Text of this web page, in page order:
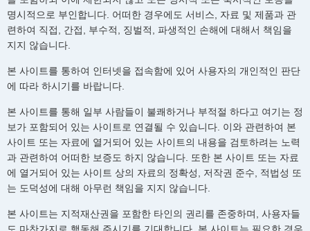
명시적으로 부인합니다. 어떠한 경우에도 서비스, 자료 및 제품과 관
련하여 직접, 간접, 부수적, 징벌적, 파생적인 손해에 대해서 책임을
지지 않습니다.
본 사이트를 통하여 인터넷을 접속함에 있어 사용자의 개인적인 판단
에 따라 하시기를 바랍니다.
본 사이트를 통해 일부 사람들이 불쾌하거나 부적절 하다고 여기는 정
보가 포함되어 있는 사이트로 연결될 수 있습니다. 이와 관련하여 본
사이트 또는 자료에 열거되어 있는 사이트의 내용을 검토하려는 노력
과 관련하여 어떠한 보증도 하지 않습니다. 또한 본 사이트 또는 자료
에 열거되어 있는 사이트 상의 자료의 정확성, 저작권 준수, 적법성 또
는 도덕성에 대해 아무런 책임을 지지 않습니다.
본 사이트는 지적재산권을 포함한 타인의 권리를 존중하며, 사용자들